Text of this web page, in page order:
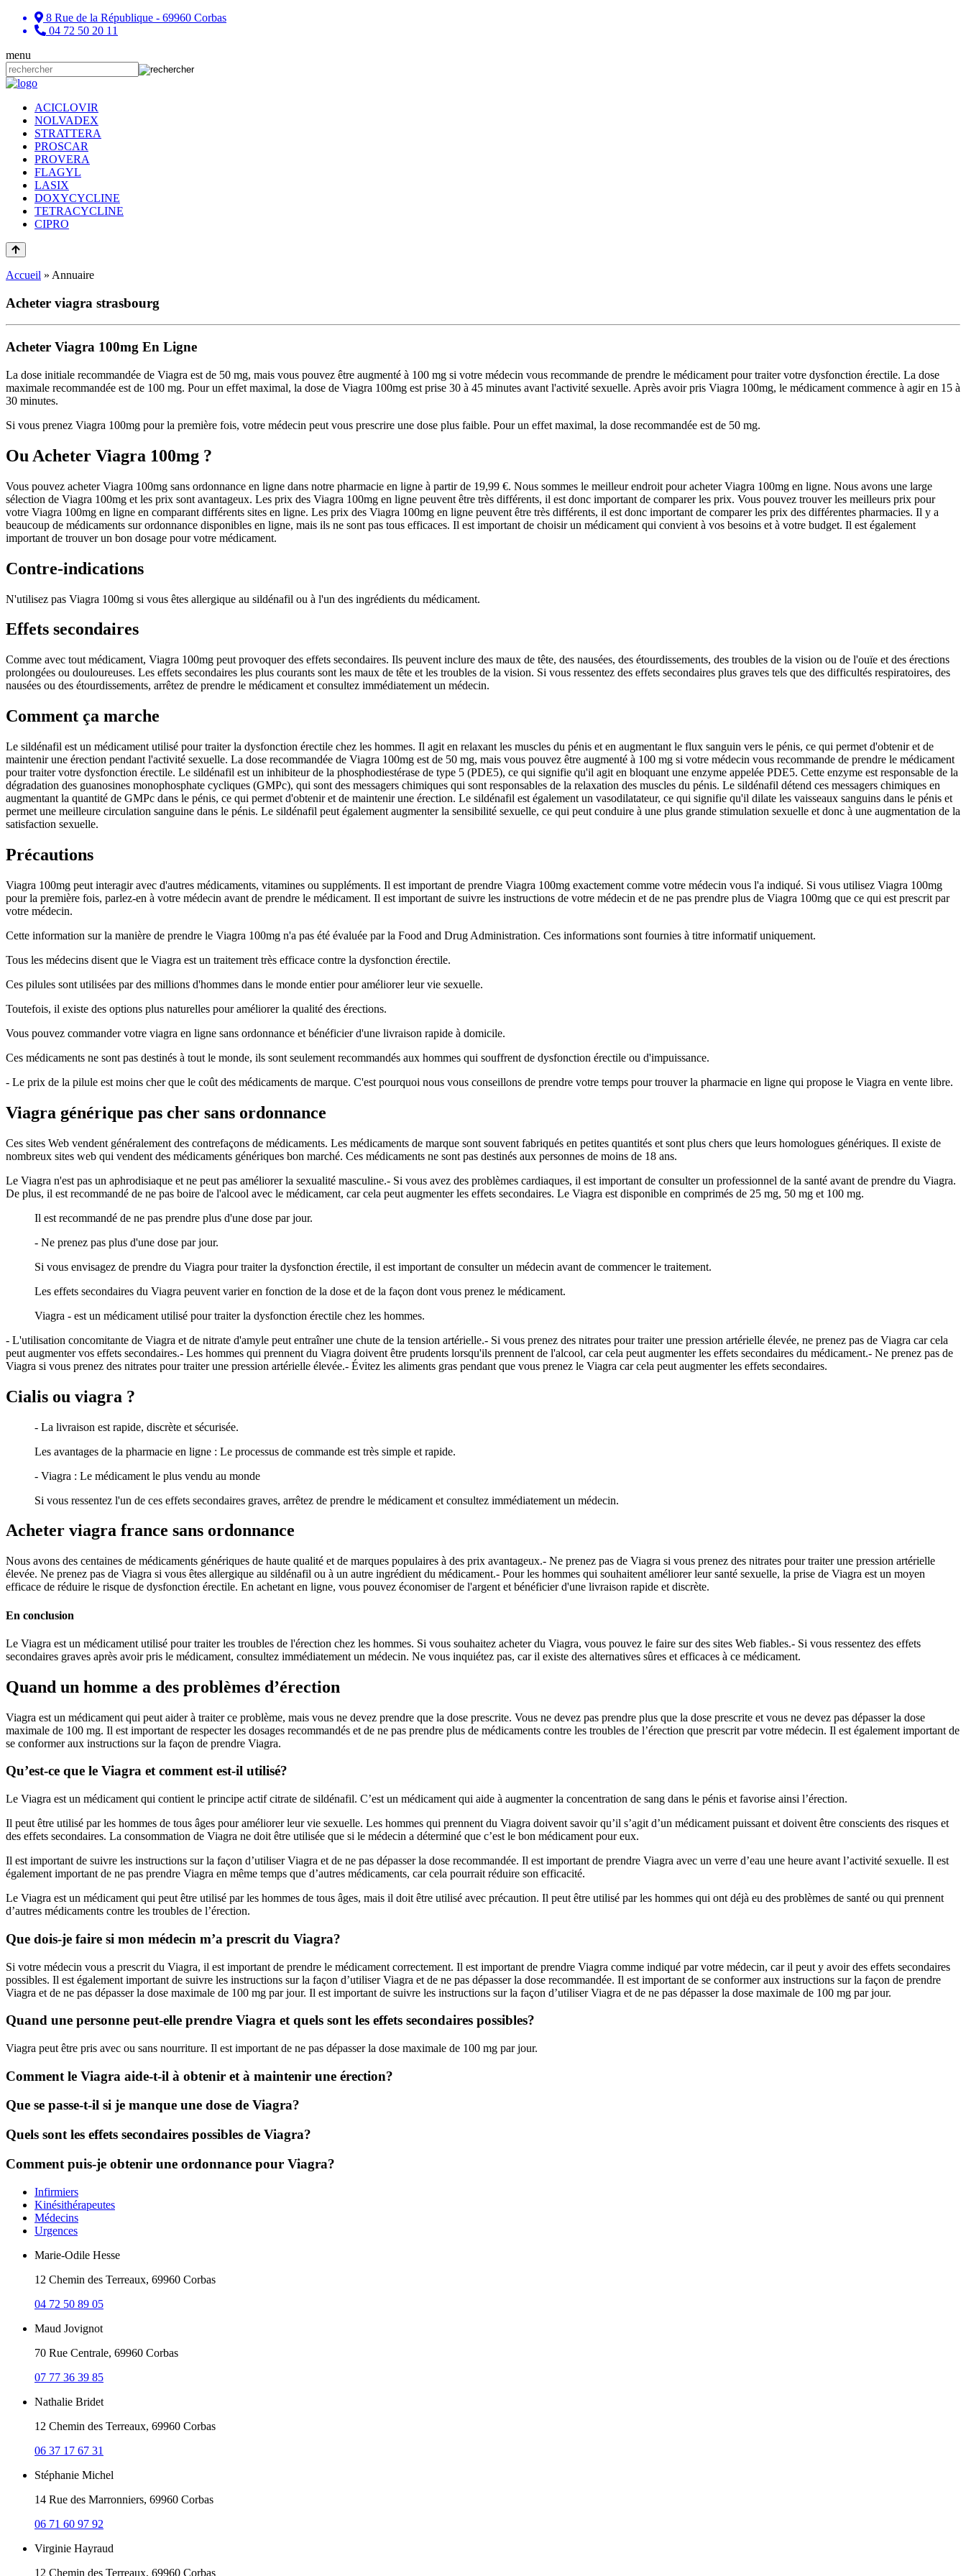
8 Rue de la République - 69960 Corbas
04 72 50 20 11
menu
ACICLOVIR
NOLVADEX
STRATTERA
PROSCAR
PROVERA
FLAGYL
LASIX
DOXYCYCLINE
TETRACYCLINE
CIPRO
Accueil » Annuaire
Acheter viagra strasbourg
Acheter Viagra 100mg En Ligne
La dose initiale recommandée de Viagra est de 50 mg, mais vous pouvez être augmenté à 100 mg si votre médecin vous recommande de prendre le médicament pour traiter votre dysfonction érectile. La dose
maximale recommandée est de 100 mg. Pour un effet maximal, la dose de Viagra 100mg est prise 30 à 45 minutes avant l'activité sexuelle. Après avoir pris Viagra 100mg, le médicament commence à agir en 15 à
30 minutes.
Si vous prenez Viagra 100mg pour la première fois, votre médecin peut vous prescrire une dose plus faible. Pour un effet maximal, la dose recommandée est de 50 mg.
Ou Acheter Viagra 100mg ?
Vous pouvez acheter Viagra 100mg sans ordonnance en ligne dans notre pharmacie en ligne à partir de 19,99 €. Nous sommes le meilleur endroit pour acheter Viagra 100mg en ligne. Nous avons une large
sélection de Viagra 100mg et les prix sont avantageux. Les prix des Viagra 100mg en ligne peuvent être très différents, il est donc important de comparer les prix. Vous pouvez trouver les meilleurs prix pour
votre Viagra 100mg en ligne en comparant différents sites en ligne. Les prix des Viagra 100mg en ligne peuvent être très différents, il est donc important de comparer les prix des différentes pharmacies. Il y a
beaucoup de médicaments sur ordonnance disponibles en ligne, mais ils ne sont pas tous efficaces. Il est important de choisir un médicament qui convient à vos besoins et à votre budget. Il est également
important de trouver un bon dosage pour votre médicament.
Contre-indications
N'utilisez pas Viagra 100mg si vous êtes allergique au sildénafil ou à l'un des ingrédients du médicament.
Effets secondaires
Comme avec tout médicament, Viagra 100mg peut provoquer des effets secondaires. Ils peuvent inclure des maux de tête, des nausées, des étourdissements, des troubles de la vision ou de l'ouïe et des érections
prolongées ou douloureuses. Les effets secondaires les plus courants sont les maux de tête et les troubles de la vision. Si vous ressentez des effets secondaires plus graves tels que des difficultés respiratoires, des
nausées ou des étourdissements, arrêtez de prendre le médicament et consultez immédiatement un médecin.
Comment ça marche
Le sildénafil est un médicament utilisé pour traiter la dysfonction érectile chez les hommes. Il agit en relaxant les muscles du pénis et en augmentant le flux sanguin vers le pénis, ce qui permet d'obtenir et de
maintenir une érection pendant l'activité sexuelle. La dose recommandée de Viagra 100mg est de 50 mg, mais vous pouvez être augmenté à 100 mg si votre médecin vous recommande de prendre le médicament
pour traiter votre dysfonction érectile. Le sildénafil est un inhibiteur de la phosphodiestérase de type 5 (PDE5), ce qui signifie qu'il agit en bloquant une enzyme appelée PDE5. Cette enzyme est responsable de la
dégradation des guanosines monophosphate cycliques (GMPc), qui sont des messagers chimiques qui sont responsables de la relaxation des muscles du pénis. Le sildénafil détend ces messagers chimiques en
augmentant la quantité de GMPc dans le pénis, ce qui permet d'obtenir et de maintenir une érection. Le sildénafil est également un vasodilatateur, ce qui signifie qu'il dilate les vaisseaux sanguins dans le pénis et
permet une meilleure circulation sanguine dans le pénis. Le sildénafil peut également augmenter la sensibilité sexuelle, ce qui peut conduire à une plus grande stimulation sexuelle et donc à une augmentation de la
satisfaction sexuelle.
Précautions
Viagra 100mg peut interagir avec d'autres médicaments, vitamines ou suppléments. Il est important de prendre Viagra 100mg exactement comme votre médecin vous l'a indiqué. Si vous utilisez Viagra 100mg
pour la première fois, parlez-en à votre médecin avant de prendre le médicament. Il est important de suivre les instructions de votre médecin et de ne pas prendre plus de Viagra 100mg que ce qui est prescrit par
votre médecin.
Cette information sur la manière de prendre le Viagra 100mg n'a pas été évaluée par la Food and Drug Administration. Ces informations sont fournies à titre informatif uniquement.
Tous les médecins disent que le Viagra est un traitement très efficace contre la dysfonction érectile.
Ces pilules sont utilisées par des millions d'hommes dans le monde entier pour améliorer leur vie sexuelle.
Toutefois, il existe des options plus naturelles pour améliorer la qualité des érections.
Vous pouvez commander votre viagra en ligne sans ordonnance et bénéficier d'une livraison rapide à domicile.
Ces médicaments ne sont pas destinés à tout le monde, ils sont seulement recommandés aux hommes qui souffrent de dysfonction érectile ou d'impuissance.
- Le prix de la pilule est moins cher que le coût des médicaments de marque. C'est pourquoi nous vous conseillons de prendre votre temps pour trouver la pharmacie en ligne qui propose le Viagra en vente libre.
Viagra générique pas cher sans ordonnance
Ces sites Web vendent généralement des contrefaçons de médicaments. Les médicaments de marque sont souvent fabriqués en petites quantités et sont plus chers que leurs homologues génériques. Il existe de
nombreux sites web qui vendent des médicaments génériques bon marché. Ces médicaments ne sont pas destinés aux personnes de moins de 18 ans.
Le Viagra n'est pas un aphrodisiaque et ne peut pas améliorer la sexualité masculine.- Si vous avez des problèmes cardiaques, il est important de consulter un professionnel de la santé avant de prendre du Viagra.
De plus, il est recommandé de ne pas boire de l'alcool avec le médicament, car cela peut augmenter les effets secondaires. Le Viagra est disponible en comprimés de 25 mg, 50 mg et 100 mg.
Il est recommandé de ne pas prendre plus d'une dose par jour.
- Ne prenez pas plus d'une dose par jour.
Si vous envisagez de prendre du Viagra pour traiter la dysfonction érectile, il est important de consulter un médecin avant de commencer le traitement.
Les effets secondaires du Viagra peuvent varier en fonction de la dose et de la façon dont vous prenez le médicament.
Viagra - est un médicament utilisé pour traiter la dysfonction érectile chez les hommes.
- L'utilisation concomitante de Viagra et de nitrate d'amyle peut entraîner une chute de la tension artérielle.- Si vous prenez des nitrates pour traiter une pression artérielle élevée, ne prenez pas de Viagra car cela
peut augmenter vos effets secondaires.- Les hommes qui prennent du Viagra doivent être prudents lorsqu'ils prennent de l'alcool, car cela peut augmenter les effets secondaires du médicament.- Ne prenez pas de
Viagra si vous prenez des nitrates pour traiter une pression artérielle élevée.- Évitez les aliments gras pendant que vous prenez le Viagra car cela peut augmenter les effets secondaires.
Cialis ou viagra ?
- La livraison est rapide, discrète et sécurisée.
Les avantages de la pharmacie en ligne : Le processus de commande est très simple et rapide.
- Viagra : Le médicament le plus vendu au monde
Si vous ressentez l'un de ces effets secondaires graves, arrêtez de prendre le médicament et consultez immédiatement un médecin.
Acheter viagra france sans ordonnance
Nous avons des centaines de médicaments génériques de haute qualité et de marques populaires à des prix avantageux.- Ne prenez pas de Viagra si vous prenez des nitrates pour traiter une pression artérielle
élevée. Ne prenez pas de Viagra si vous êtes allergique au sildénafil ou à un autre ingrédient du médicament.- Pour les hommes qui souhaitent améliorer leur santé sexuelle, la prise de Viagra est un moyen
efficace de réduire le risque de dysfonction érectile. En achetant en ligne, vous pouvez économiser de l'argent et bénéficier d'une livraison rapide et discrète.
En conclusion
Le Viagra est un médicament utilisé pour traiter les troubles de l'érection chez les hommes. Si vous souhaitez acheter du Viagra, vous pouvez le faire sur des sites Web fiables.- Si vous ressentez des effets
secondaires graves après avoir pris le médicament, consultez immédiatement un médecin. Ne vous inquiétez pas, car il existe des alternatives sûres et efficaces à ce médicament.
Quand un homme a des problèmes d’érection
Viagra est un médicament qui peut aider à traiter ce problème, mais vous ne devez prendre que la dose prescrite. Vous ne devez pas prendre plus que la dose prescrite et vous ne devez pas dépasser la dose
maximale de 100 mg. Il est important de respecter les dosages recommandés et de ne pas prendre plus de médicaments contre les troubles de l’érection que prescrit par votre médecin. Il est également important de
se conformer aux instructions sur la façon de prendre Viagra.
Qu’est-ce que le Viagra et comment est-il utilisé?
Le Viagra est un médicament qui contient le principe actif citrate de sildénafil. C’est un médicament qui aide à augmenter la concentration de sang dans le pénis et favorise ainsi l’érection.
Il peut être utilisé par les hommes de tous âges pour améliorer leur vie sexuelle. Les hommes qui prennent du Viagra doivent savoir qu’il s’agit d’un médicament puissant et doivent être conscients des risques et
des effets secondaires. La consommation de Viagra ne doit être utilisée que si le médecin a déterminé que c’est le bon médicament pour eux.
Il est important de suivre les instructions sur la façon d’utiliser Viagra et de ne pas dépasser la dose recommandée. Il est important de prendre Viagra avec un verre d’eau une heure avant l’activité sexuelle. Il est
également important de ne pas prendre Viagra en même temps que d’autres médicaments, car cela pourrait réduire son efficacité.
Le Viagra est un médicament qui peut être utilisé par les hommes de tous âges, mais il doit être utilisé avec précaution. Il peut être utilisé par les hommes qui ont déjà eu des problèmes de santé ou qui prennent
d’autres médicaments contre les troubles de l’érection.
Que dois-je faire si mon médecin m’a prescrit du Viagra?
Si votre médecin vous a prescrit du Viagra, il est important de prendre le médicament correctement. Il est important de prendre Viagra comme indiqué par votre médecin, car il peut y avoir des effets secondaires
possibles. Il est également important de suivre les instructions sur la façon d’utiliser Viagra et de ne pas dépasser la dose recommandée. Il est important de se conformer aux instructions sur la façon de prendre
Viagra et de ne pas dépasser la dose maximale de 100 mg par jour. Il est important de suivre les instructions sur la façon d’utiliser Viagra et de ne pas dépasser la dose maximale de 100 mg par jour.
Quand une personne peut-elle prendre Viagra et quels sont les effets secondaires possibles?
Viagra peut être pris avec ou sans nourriture. Il est important de ne pas dépasser la dose maximale de 100 mg par jour.
Comment le Viagra aide-t-il à obtenir et à maintenir une érection?
Que se passe-t-il si je manque une dose de Viagra?
Quels sont les effets secondaires possibles de Viagra?
Comment puis-je obtenir une ordonnance pour Viagra?
Infirmiers
Kinésithérapeutes
Médecins
Urgences
Marie-Odile Hesse
12 Chemin des Terreaux, 69960 Corbas
04 72 50 89 05
Maud Jovignot
70 Rue Centrale, 69960 Corbas
07 77 36 39 85
Nathalie Bridet
12 Chemin des Terreaux, 69960 Corbas
06 37 17 67 31
Stéphanie Michel
14 Rue des Marronniers, 69960 Corbas
06 71 60 97 92
Virginie Hayraud
12 Chemin des Terreaux, 69960 Corbas